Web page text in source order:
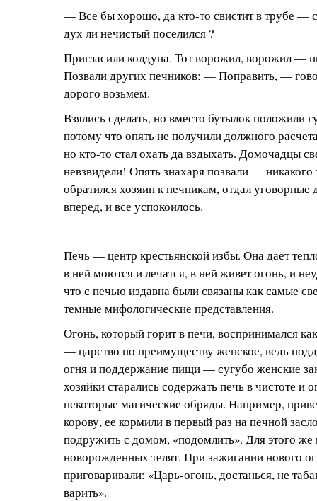
— Все бы хорошо, да кто-то свистит в трубе
дух ли нечистый поселился ?
Пригласили колдуна. Тот ворожил, ворожил —
Позвали других печников: — Поправить, —
дорого возьмем.
Взялись сделать, но вместо бутылок положили
потому что опять не получили должного
но кто-то стал охать да вздыхать. Домочадцы
невзвидели! Опять знахаря позвали — никакого
обратился хозяин к печникам, отдал уговорные
вперед, и все успокоилось.
Печь — центр крестьянской избы. Она дает
в ней моются и лечатся, в ней живет огонь, и
что с печью издавна были связаны как самые
темные мифологические представления.
Огонь, который горит в печи, воспринимался
— царство по преимуществу женское, ведь
огня и поддержание пищи — сугубо женские
хозяйки старались содержать печь в чистоте и
некоторые магические обряды. Например,
корову, ее кормили в первый раз на печной
подружить с домом, «подомлить». Для этого же
новорожденных телят. При зажигании нового
приговаривали: «Царь-огонь, достанься, не
варить».